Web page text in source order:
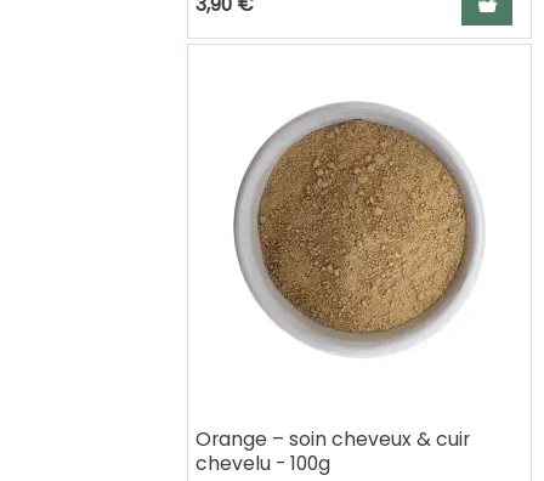
Orange – soin cheveux & cuir
chevelu - 100g